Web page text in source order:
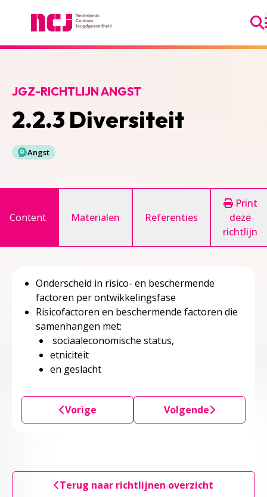
2.2.3 Diversiteit
JGZ-RICHTLIJN ANGST
Angst
Content Materialen Referenties
Print
deze
richtlijn
Onderscheid in risico- en beschermende
factoren per ontwikkelingsfase
Risicofactoren en beschermende factoren die
samenhangen met:
sociaaleconomische status,
etniciteit
en geslacht
Vorige Volgende
Terug naar richtlijnen overzicht